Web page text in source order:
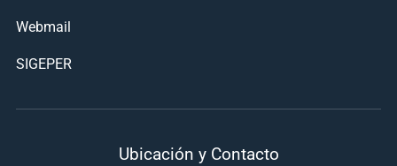
Webmail
SIGEPER
Ubicación y Contacto